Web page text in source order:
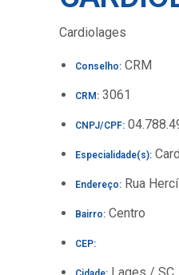
Cardiolages
Conselho: CRM
CRM: 3061
CNPJ/CPF:
Especialidade(s):
Endereço: Rua
Bairro: Centro
CEP: